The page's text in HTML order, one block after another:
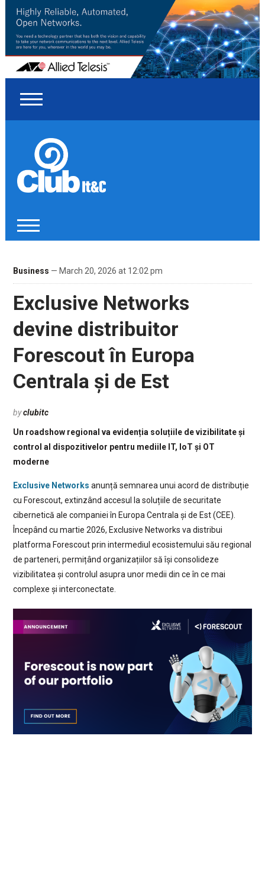
Business — March 20, 2026 at 12:02 pm
Exclusive Networks
devine distribuitor
Forescout în Europa
Centrala și de Est
byclubitc
Un roadshow regional va evidenția soluțiile de vizibilitate și
control al dispozitivelor pentru mediile IT, IoT și OT
moderne
Exclusive Networks anunță semnarea unui acord de distribuție
cu Forescout, extinzând accesul la soluțiile de securitate
cibernetică ale companiei în Europa Centrala și de Est (CEE).
Începând cu martie 2026, Exclusive Networks va distribui
platforma Forescout prin intermediul ecosistemului său regional
de parteneri, permițând organizațiilor să își consolideze
vizibilitatea și controlul asupra unor medii din ce în ce mai
complexe și interconectate.